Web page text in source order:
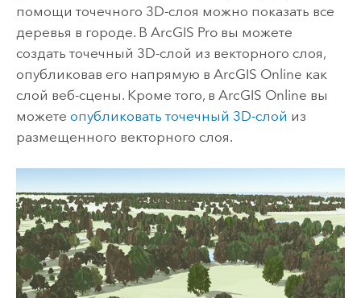
помощи точечного 3D-слоя можно показать все
деревья в городе. В ArcGIS Proвы можете
создать точечный 3D-слой из векторного слоя,
опубликовав его напрямую в ArcGIS Online как
слой веб-сцены. Кроме того, в ArcGIS Online вы
можете опубликовать точечный 3D-слой из
размещенного векторного слоя.